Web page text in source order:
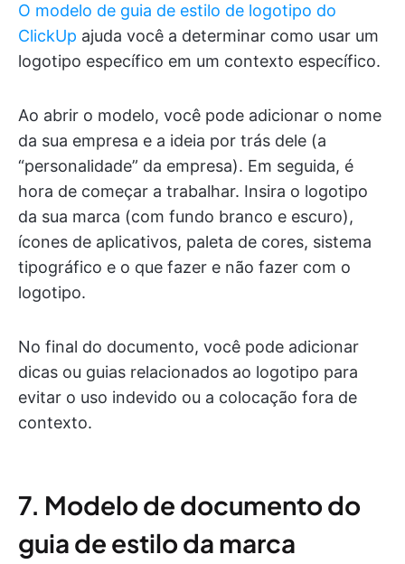
O modelo de guia de estilo de logotipo do
ClickUp ajuda você a determinar como usar um
logotipo específico em um contexto específico.
Ao abrir o modelo, você pode adicionar o nome
da sua empresa e a ideia por trás dele (a
“personalidade” da empresa). Em seguida, é
hora de começar a trabalhar. Insira o logotipo
da sua marca (com fundo branco e escuro),
ícones de aplicativos, paleta de cores, sistema
tipográfico e o que fazer e não fazer com o
logotipo.
No final do documento, você pode adicionar
dicas ou guias relacionados ao logotipo para
evitar o uso indevido ou a colocação fora de
contexto.
7. Modelo de documento do
guia de estilo da marca